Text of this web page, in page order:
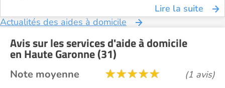
Lire la suite
Actualités des aides à domicile
Avis sur les services d'aide à domicile
en Haute Garonne (31)
Note moyenne (1 avis)